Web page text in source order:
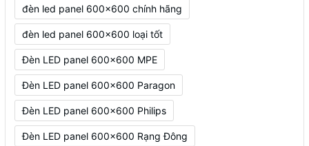
đèn led panel 600x600 chính hãng
đèn led panel 600x600 loại tốt
Đèn LED panel 600x600 MPE
Đèn LED panel 600x600 Paragon
Đèn LED panel 600x600 Philips
Đèn LED panel 600x600 Rạng Đông